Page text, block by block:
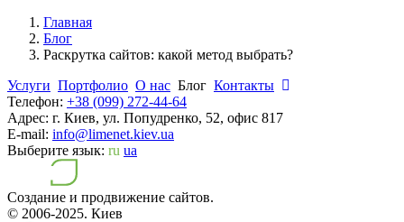
Главная
Блог
Раскрутка сайтов: какой метод выбрать?
Услуги Портфолио О нас Блог Контакты
Телефон: +38 (099) 272-44-64
Адрес: г. Киев, ул. Попудренко, 52, офис 817
E-mail: info@limenet.kiev.ua
Выберите язык: ru ua
Создание и продвижение сайтов.
© 2006-2025. Киев